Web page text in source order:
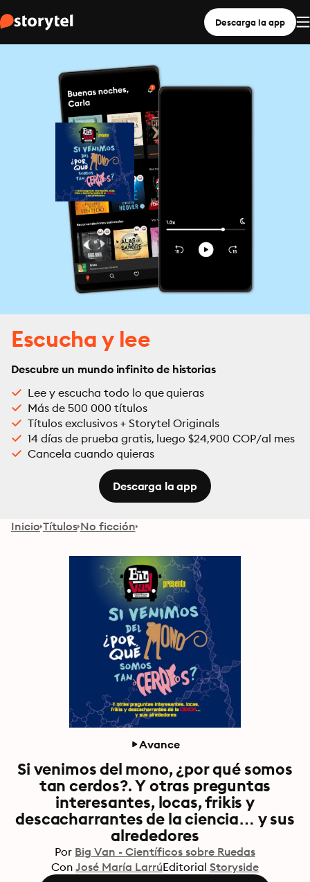
Descarga la app
Escucha y lee
Descubre un mundo infinito de historias
Lee y escucha todo lo que quieras
Más de 500 000 títulos
Títulos exclusivos + Storytel Originals
14 días de prueba gratis, luego $24,900 COP/al mes
Cancela cuando quieras
Descarga la app
Inicio Títulos No ficción
Avance
Si venimos del mono, ¿por qué somos
tan cerdos?. Y otras preguntas
interesantes, locas, frikis y
descacharrantes de la ciencia… y sus
alrededores
Por Big Van - Científicos sobre Ruedas
Con José María LarrúEditorial Storyside